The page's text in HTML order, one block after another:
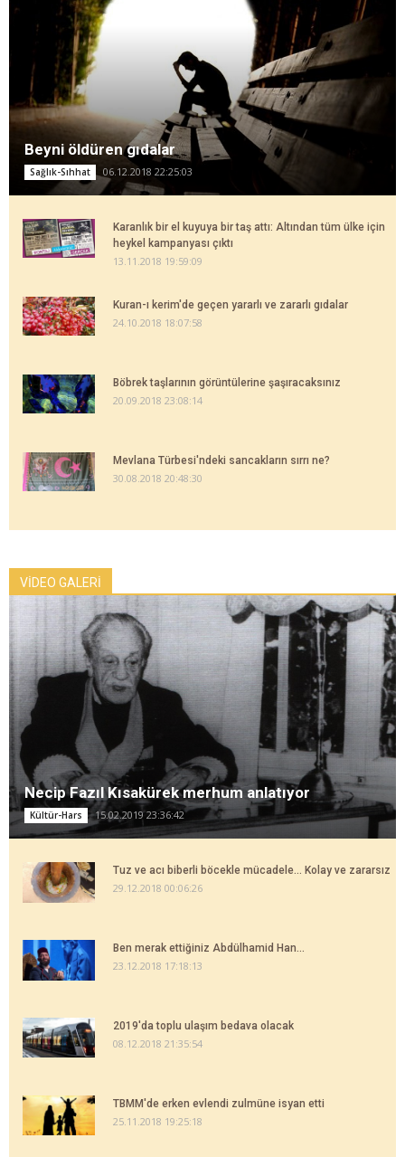
Beyni öldüren gıdalar
Sağlık-Sıhhat 06.12.2018 22:25:03
Karanlık bir el kuyuya bir taş attı: Altından tüm ülke için
heykel kampanyası çıktı
13.11.2018 19:59:09
Kuran-ı kerim'de geçen yararlı ve zararlı gıdalar
24.10.2018 18:07:58
Böbrek taşlarının görüntülerine şaşıracaksınız
20.09.2018 23:08:14
Mevlana Türbesi'ndeki sancakların sırrı ne?
30.08.2018 20:48:30
VİDEO GALERİ
Necip Fazıl Kısakürek merhum anlatıyor
Kültür-Hars 15.02.2019 23:36:42
Tuz ve acı biberli böcekle mücadele... Kolay ve zararsız
29.12.2018 00:06:26
Ben merak ettiğiniz Abdülhamid Han...
23.12.2018 17:18:13
2019'da toplu ulaşım bedava olacak
08.12.2018 21:35:54
TBMM'de erken evlendi zulmüne isyan etti
25.11.2018 19:25:18